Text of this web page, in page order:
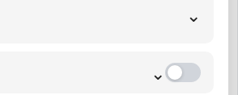
⌄
⌄